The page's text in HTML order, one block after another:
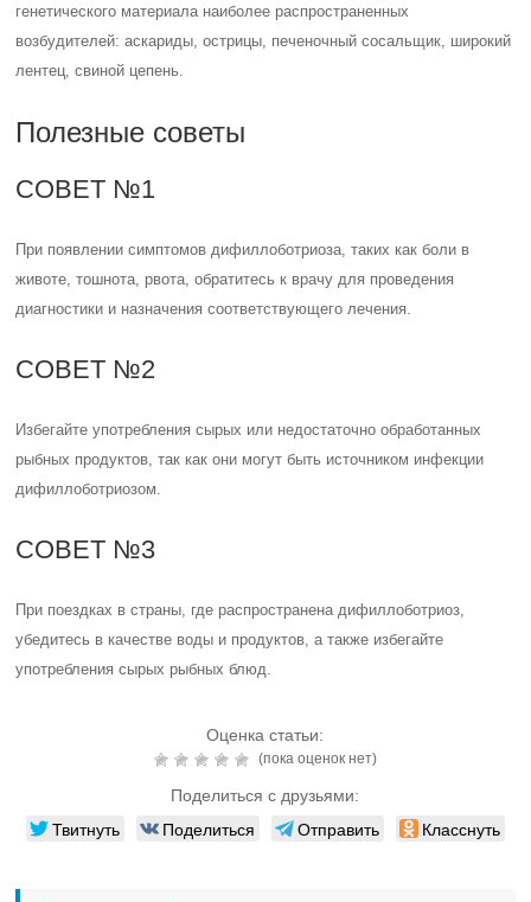
генетического материала наиболее распространенных
возбудителей: аскариды, острицы, печеночный сосальщик, широкий
лентец, свиной цепень.
Полезные советы
СОВЕТ №1
При появлении симптомов дифиллоботриоза, таких как боли в
животе, тошнота, рвота, обратитесь к врачу для проведения
диагностики и назначения соответствующего лечения.
СОВЕТ №2
Избегайте употребления сырых или недостаточно обработанных
рыбных продуктов, так как они могут быть источником инфекции
дифиллоботриозом.
СОВЕТ №3
При поездках в страны, где распространена дифиллоботриоз,
убедитесь в качестве воды и продуктов, а также избегайте
употребления сырых рыбных блюд.
Оценка статьи:
(пока оценок нет)
Поделиться с друзьями:
Твитнуть Поделиться Отправить Класснуть